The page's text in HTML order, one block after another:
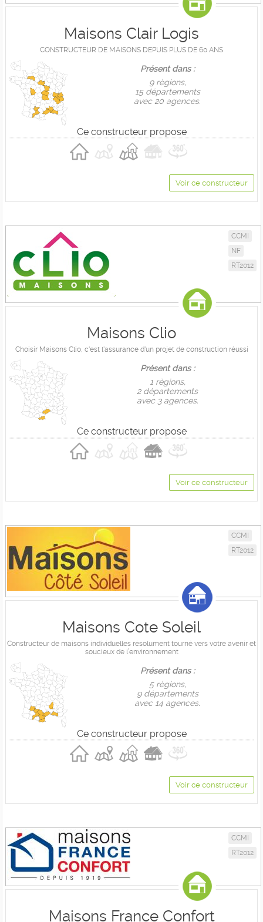
Maisons Clair Logis
CONSTRUCTEUR DE MAISONS DEPUIS PLUS DE 60 ANS
Présent dans :
9 règions,
15 départements
avec 20 agences.
Ce constructeur propose
Voir ce constructeur
CCMI
NF
RT2012
Maisons Clio
Choisir Maisons Clio, c'est l'assurance d'un projet de construction réussi
Présent dans :
1 règions,
2 départements
avec 3 agences.
Ce constructeur propose
Voir ce constructeur
CCMI
RT2012
Maisons Cote Soleil
Constructeur de maisons individuelles résolument tourné vers votre avenir et
soucieux de l’environnement
Présent dans :
5 règions,
9 départements
avec 14 agences.
Ce constructeur propose
Voir ce constructeur
CCMI
RT2012
Maisons France Confort